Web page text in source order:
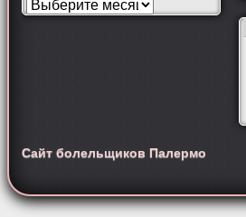
Сайт болельщиков Палермо